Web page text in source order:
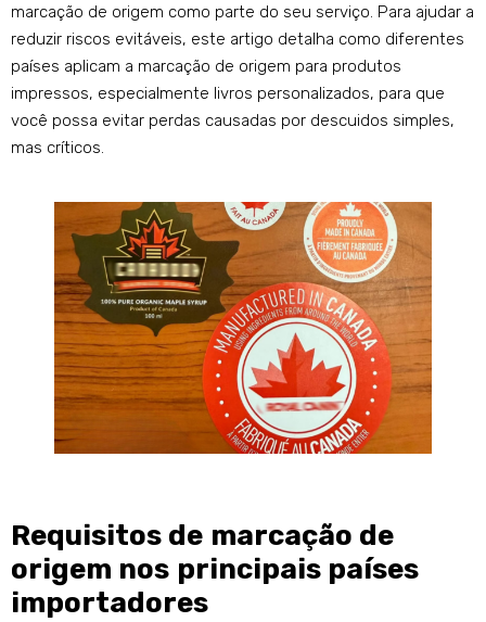
marcação de origem como parte do seu serviço. Para ajudar a
reduzir riscos evitáveis, este artigo detalha como diferentes
países aplicam a marcação de origem para produtos
impressos, especialmente livros personalizados, para que
você possa evitar perdas causadas por descuidos simples,
mas críticos.
Requisitos de marcação de
origem nos principais países
importadores